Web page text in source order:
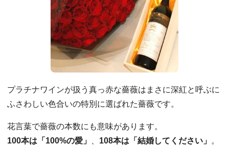
プラチナワインが扱う真っ赤な薔薇はまさに深紅と呼ぶに
ふさわしい色合いの特別に選ばれた薔薇です。
花言葉で薔薇の本数にも意味があります。
100本は「100%の愛」
108本は「結婚してください」 。